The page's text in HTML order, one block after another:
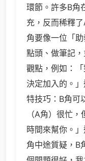
環節。許多B角
充，反而稀釋
角要像一位「
點頭、做筆記
觀點，例如：
決定加入的。
特技巧：B角可
（A角）很忙
時間來幫你。
角中途質疑，B